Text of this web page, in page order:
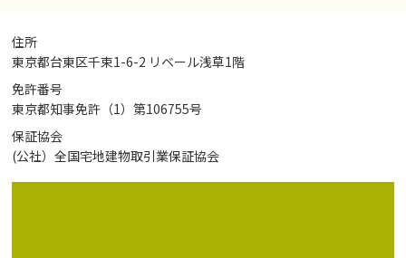
住所
東京都台東区千束1-6-2 リベール浅草1階
免許番号
東京都知事免許（1）第106755号
保証協会
(公社）全国宅地建物取引業保証協会